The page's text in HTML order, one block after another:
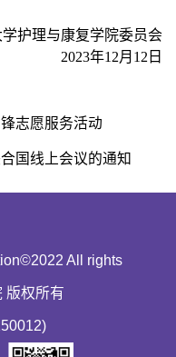
护理与康复学院委员会
2023年12月12日
志愿服务活动
国线上会议的通知
All rights
学院 版权所有